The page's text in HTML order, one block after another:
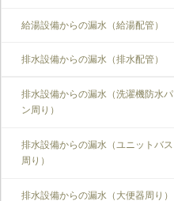
給湯設備からの漏水（給湯配管）
排水設備からの漏水（排水配管）
排水設備からの漏水（洗濯機防水パ
ン周り）
排水設備からの漏水（ユニットバス
周り）
排水設備からの漏水（大便器周り）